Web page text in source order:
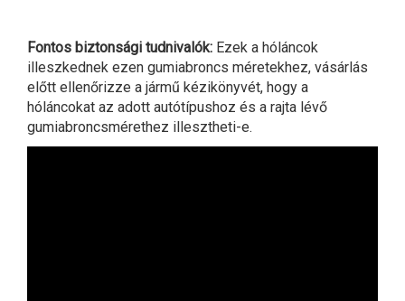
Fontos biztonsági tudnivalók: Ezek a hóláncok
illeszkednek ezen gumiabroncs méretekhez, vásárlás
előtt ellenőrizze a jármű kézikönyvét, hogy a
hóláncokat az adott autótípushoz és a rajta lévő
gumiabroncsmérethez illesztheti-e.